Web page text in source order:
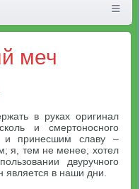
меч
в руках оригинал
и смертоносного
и принесшим славу –
я, тем не менее, хотел
двуручного
является в наши дни.